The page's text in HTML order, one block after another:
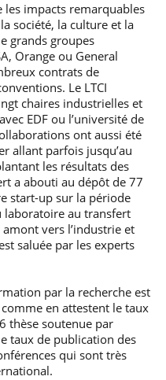
impacts remarquables
société, la culture et la
grands groupes
Orange ou General
contrats de
Le LTCI
chaires industrielles et
EDF ou l’université de
ont aussi été
allant parfois jusqu’au
les résultats des
a abouti au dépôt de 77
start-up sur la période
laboratoire au transfert
vers l’industrie et
saluée par les experts
par la recherche est
en attestent le taux
thèse soutenue par
taux de publication des
qui sont très